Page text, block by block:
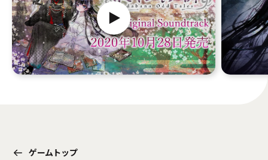
ゲームトップ